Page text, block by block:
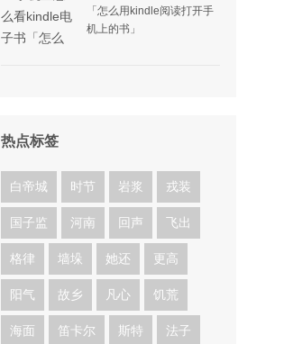
「怎么用kindle阅读打开手
机上的书」
热点标签
白帝城 时节 岩浆 戎装
国子监 河南 回声 飞出
格律 墙垛 她还 更高
阳气 故乡 凡心 饥荒
海面 笛卡尔 斯特 法子